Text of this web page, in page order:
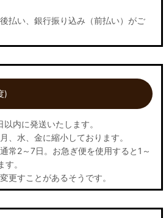
払い、銀行振り込み（前払い）がご
)
内に発送いたします。
、水、金に縮小しております。
常2～7日。お急ぎ便を使用すると1～
。
更すことがあるそうです。